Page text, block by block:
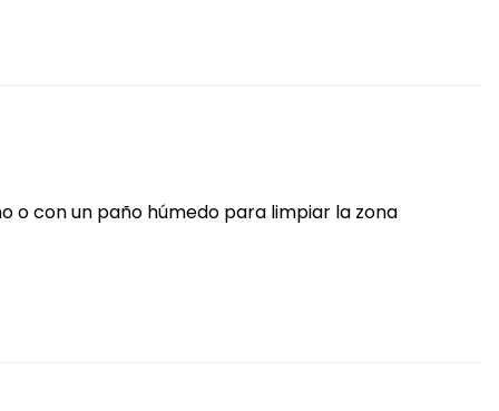
o con un paño húmedo para limpiar la zona